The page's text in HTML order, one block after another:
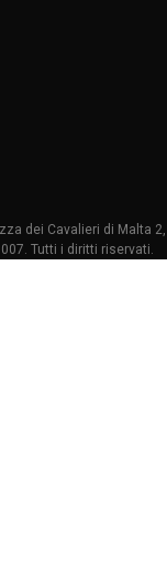
dei Cavalieri di Malta 2,
Tutti i diritti riservati.